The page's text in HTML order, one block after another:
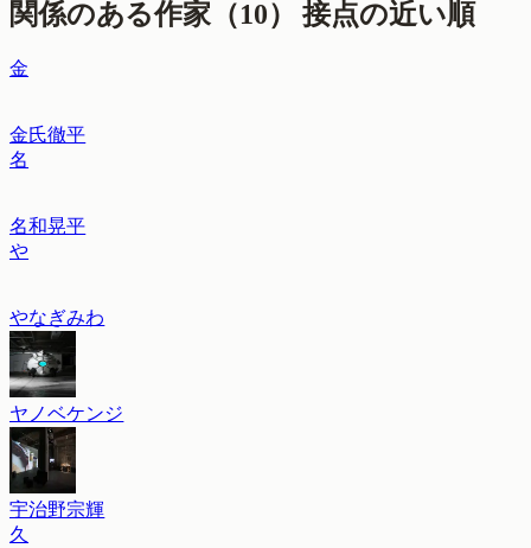
関係のある作家（10） 接点の近い順
金
金氏徹平
名
名和晃平
や
やなぎみわ
ヤノベケンジ
宇治野宗輝
久